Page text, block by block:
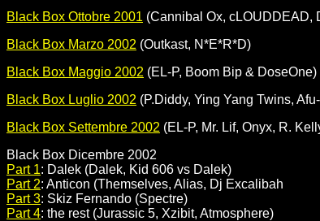
Black Box Ottobre 2001 (Cannibal Ox, cLOUDDEAD,
Black Box Marzo 2002 (Outkast, N*E*R*D)
Black Box Maggio 2002 (EL-P, Boom Bip & DoseOne)
Black Box Luglio 2002 (P.Diddy, Ying Yang Twins,
Black Box Settembre 2002 (EL-P, Mr. Lif, Onyx, R.
Black Box Dicembre 2002
Part 1: Dalek (Dalek, Kid 606 vs Dalek)
Part 2: Anticon (Themselves, Alias, Dj Excalibah
Part 3: Skiz Fernando (Spectre)
Part 4: the rest (Jurassic 5, Xzibit, Atmosphere)